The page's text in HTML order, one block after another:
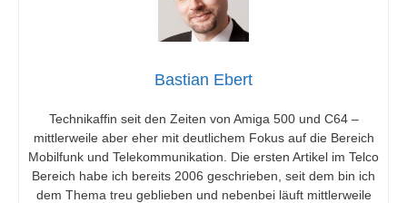
Bastian Ebert
Technikaffin seit den Zeiten von Amiga 500 und C64 –
mittlerweile aber eher mit deutlichem Fokus auf die Bereich
Mobilfunk und Telekommunikation. Die ersten Artikel im Telco
Bereich habe ich bereits 2006 geschrieben, seit dem bin ich
dem Thema treu geblieben und nebenbei läuft mittlerweile